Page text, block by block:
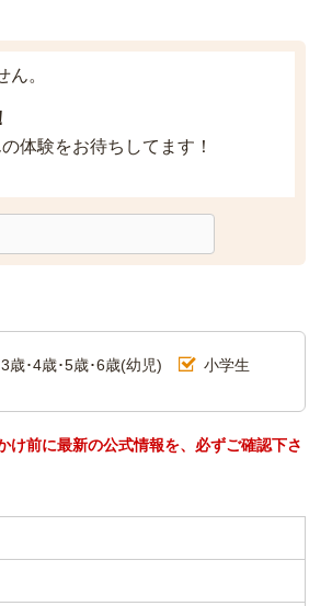
。
体験をお待ちしてます！
3歳･4歳･5歳･6歳(幼児)
小学生
前に最新の公式情報を、必ずご確認下さ